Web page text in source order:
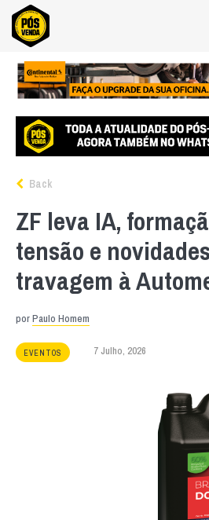
Back
ZF leva IA,
tensão e
travagem à
porPaulo Homem
EVENTOS 7 Julho, 2026